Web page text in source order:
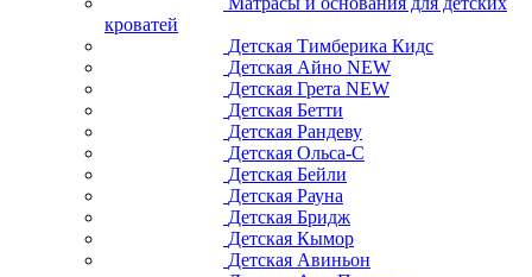
кроватей
Детская Тимберика Кидс
Детская Айно NEW
Детская Грета NEW
Детская Бетти
Детская Рандеву
Детская Ольса-С
Детская Бейли
Детская Рауна
Детская Бридж
Детская Кымор
Детская Авиньон